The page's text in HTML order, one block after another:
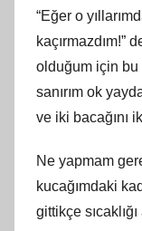
“Eğer o
kaçırmazdım!”
olduğum için bu
sanırım ok
ve iki bacağını
Ne yapmam
kucağımdaki
gittikçe